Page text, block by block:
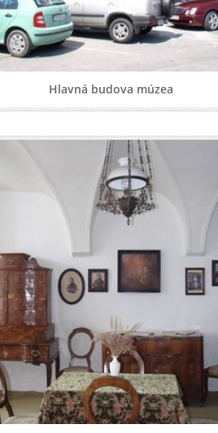
Hlavná budova múzea